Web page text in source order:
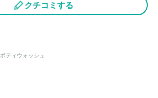
クチコミする
ボディウォッシュ